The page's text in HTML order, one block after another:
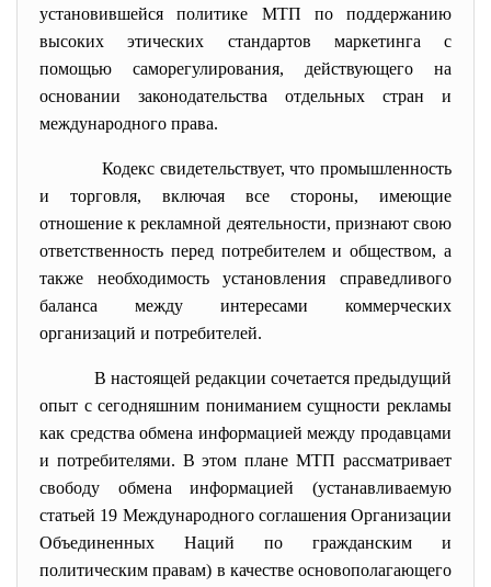
установившейся политике МТП по поддержанию
высоких этических стандартов маркетинга с
помощью саморегулирования, действующего на
основании законодательства отдельных стран и
международного права.
Кодекс свидетельствует, что промышленность
и торговля, включая все стороны, имеющие
отношение к рекламной деятельности, признают свою
ответственность перед потребителем и обществом, а
также необходимость установления справедливого
баланса между интересами коммерческих
организаций и потребителей.
В настоящей редакции сочетается предыдущий
опыт с сегодняшним пониманием сущности рекламы
как средства обмена информацией между продавцами
и потребителями. В этом плане МТП рассматривает
свободу обмена информацией (устанавливаемую
статьей 19 Международного соглашения Организации
Объединенных Наций по гражданским и
политическим правам) в качестве основополагающего